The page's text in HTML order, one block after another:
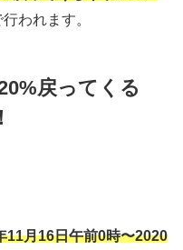
われます。
戻ってくる
11月16日午前0時〜2020